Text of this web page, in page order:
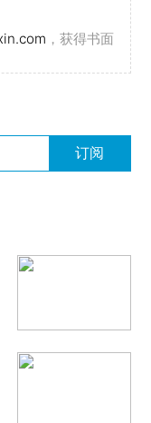
，获得书面
订阅